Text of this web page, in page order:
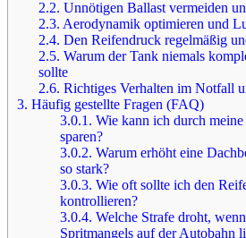
2.2. Unnötigen Ballast vermeiden
2.3. Aerodynamik optimieren und
2.4. Den Reifendruck regelmäßig
2.5. Warum der Tank niemals
sollte
2.6. Richtiges Verhalten im Notfall
3. Häufig gestellte Fragen (FAQ)
3.0.1. Wie kann ich durch
sparen?
3.0.2. Warum erhöht eine
so stark?
3.0.3. Wie oft sollte ich den
kontrollieren?
3.0.4. Welche Strafe droht,
Spritmangels auf der Autobahn